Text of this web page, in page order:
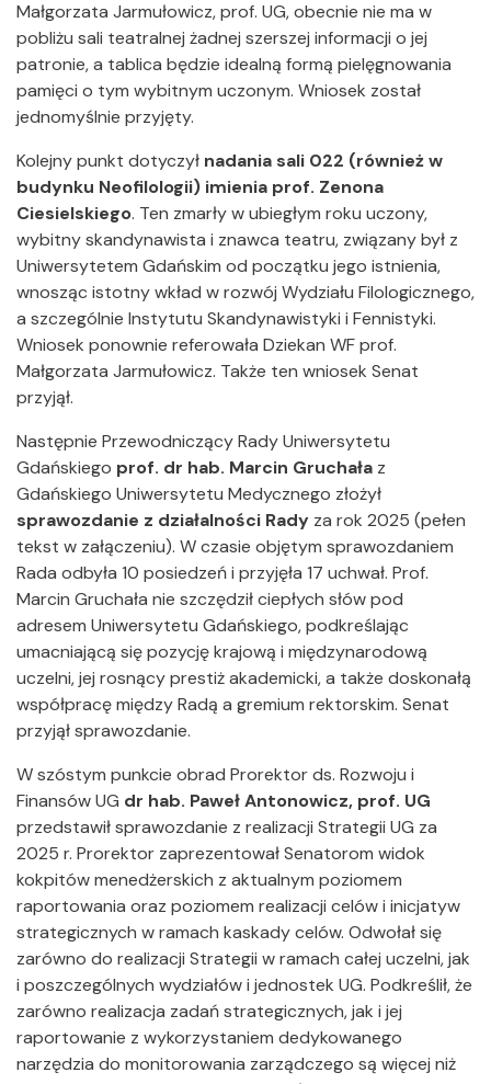
Małgorzata Jarmułowicz, prof. UG, obecnie nie ma w
pobliżu sali teatralnej żadnej szerszej informacji o jej
patronie, a tablica będzie idealną formą pielęgnowania
pamięci o tym wybitnym uczonym. Wniosek został
jednomyślnie przyjęty.
Kolejny punkt dotyczył nadania sali 022 (również w
budynku Neofilologii) imienia prof. Zenona
Ciesielskiego. Ten zmarły w ubiegłym roku uczony,
wybitny skandynawista i znawca teatru, związany był z
Uniwersytetem Gdańskim od początku jego istnienia,
wnosząc istotny wkład w rozwój Wydziału Filologicznego,
a szczególnie Instytutu Skandynawistyki i Fennistyki.
Wniosek ponownie referowała Dziekan WF prof.
Małgorzata Jarmułowicz. Także ten wniosek Senat
przyjął.
Następnie Przewodniczący Rady Uniwersytetu
Gdańskiego prof. dr hab. Marcin Gruchała z
Gdańskiego Uniwersytetu Medycznego złożył
sprawozdanie z działalności Rady za rok 2025 (pełen
tekst w załączeniu). W czasie objętym sprawozdaniem
Rada odbyła 10 posiedzeń i przyjęła 17 uchwał. Prof.
Marcin Gruchała nie szczędził ciepłych słów pod
adresem Uniwersytetu Gdańskiego, podkreślając
umacniającą się pozycję krajową i międzynarodową
uczelni, jej rosnący prestiż akademicki, a także doskonałą
współpracę między Radą a gremium rektorskim. Senat
przyjął sprawozdanie.
W szóstym punkcie obrad Prorektor ds. Rozwoju i
Finansów UG dr hab. Paweł Antonowicz, prof. UG
przedstawił sprawozdanie z realizacji Strategii UG za
2025 r. Prorektor zaprezentował Senatorom widok
kokpitów menedżerskich z aktualnym poziomem
raportowania oraz poziomem realizacji celów i inicjatyw
strategicznych w ramach kaskady celów. Odwołał się
zarówno do realizacji Strategii w ramach całej uczelni, jak
i poszczególnych wydziałów i jednostek UG. Podkreślił, że
zarówno realizacja zadań strategicznych, jak i jej
raportowanie z wykorzystaniem dedykowanego
narzędzia do monitorowania zarządczego są więcej niż